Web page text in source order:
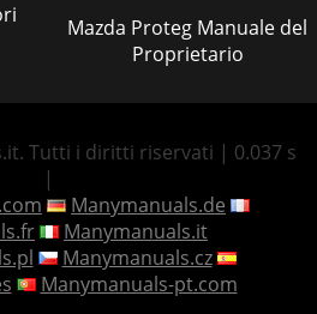
Mazda Proteg Manuale del
Proprietario
Tutti i diritti riservati | 0.037 s
|
Manymanuals.de
Manymanuals.it
Manymanuals.cz
Manymanuals-pt.com